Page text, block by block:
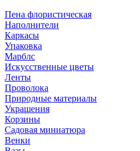
Пена флористическая
Наполнители
Каркасы
Упаковка
Марблс
Искусственные цветы
Ленты
Проволока
Природные материалы
Украшения
Корзины
Садовая миниатюра
Венки